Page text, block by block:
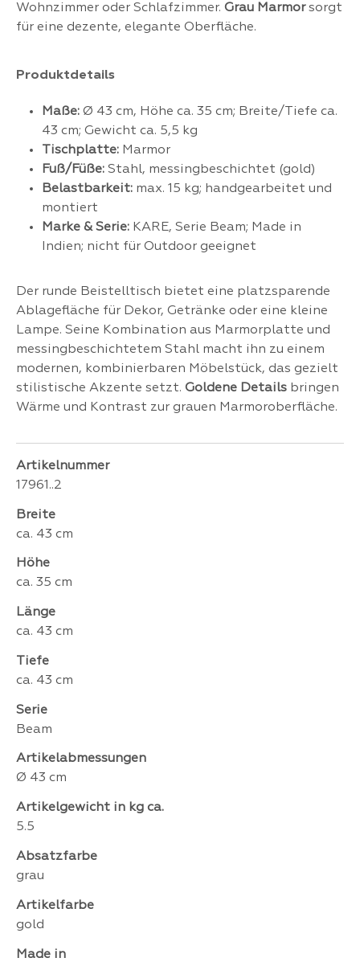
Wohnzimmer oder Schlafzimmer. Grau Marmorsorgt
für eine dezente, elegante Oberfläche.
Produktdetails
Maße: Ø 43 cm, Höhe ca. 35 cm; Breite/Tiefe ca.
43 cm; Gewicht ca. 5,5 kg
Tischplatte: Marmor
Fuß/Füße: Stahl, messingbeschichtet (gold)
Belastbarkeit: max. 15 kg; handgearbeitet und
montiert
Marke & Serie: KARE, Serie Beam; Made in
Indien; nicht für Outdoor geeignet
Der runde Beistelltisch bietet eine platzsparende
Ablagefläche für Dekor, Getränke oder eine kleine
Lampe. Seine Kombination aus Marmorplatte und
messingbeschichtetem Stahl macht ihn zu einem
modernen, kombinierbaren Möbelstück, das gezielt
stilistische Akzente setzt. Goldene Details bringen
Wärme und Kontrast zur grauen Marmoroberfläche.
Artikelnummer
17961..2
Breite
ca. 43 cm
Höhe
ca. 35 cm
Länge
ca. 43 cm
Tiefe
ca. 43 cm
Serie
Beam
Artikelabmessungen
Ø 43 cm
Artikelgewicht in kg ca.
5.5
Absatzfarbe
grau
Artikelfarbe
gold
Made in